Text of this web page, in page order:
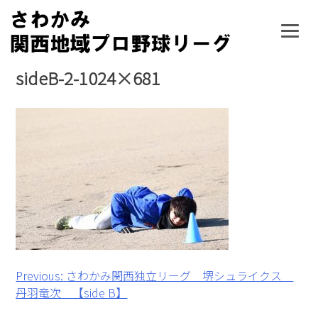
Skip
content
sideB-2-1024×681
投
稿
Previous: さわかみ関西独立リーグ 堺シュライクス
丹羽竜次 【side B】